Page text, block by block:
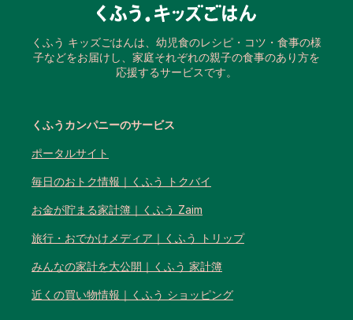
くふう キッズごはんは、幼児食のレシピ・コツ・食事の様
子などをお届けし、家庭それぞれの親子の食事のあり方を
応援するサービスです。
くふうカンパニーのサービス
ポータルサイト
毎日のおトク情報｜くふう トクバイ
お金が貯まる家計簿｜くふう Zaim
旅行・おでかけメディア｜くふう トリップ
みんなの家計を大公開｜くふう 家計簿
近くの買い物情報｜くふう ショッピング